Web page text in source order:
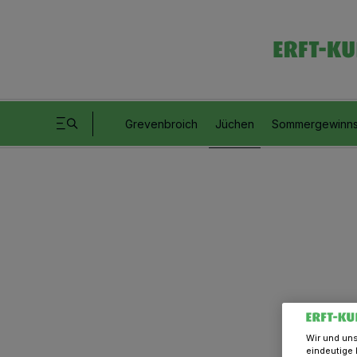
Grevenbroich Jüchen
Wir und
eindeutige